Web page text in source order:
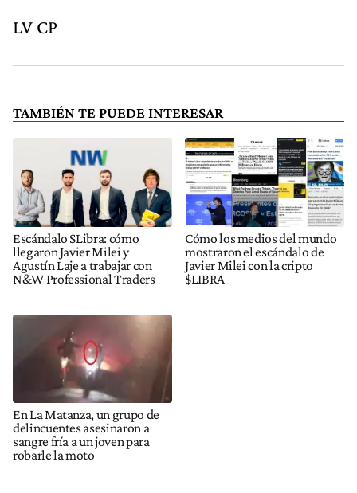
LV CP
TAMBIÉN TE PUEDE INTERESAR
Escándalo $Libra: cómo
llegaron Javier Milei y
Agustín Laje a trabajar con
N&W Professional Traders
Cómo los medios del mundo
mostraron el escándalo de
Javier Milei con la cripto
$LIBRA
En La Matanza, un grupo de
delincuentes asesinaron a
sangre fría a un joven para
robarle la moto